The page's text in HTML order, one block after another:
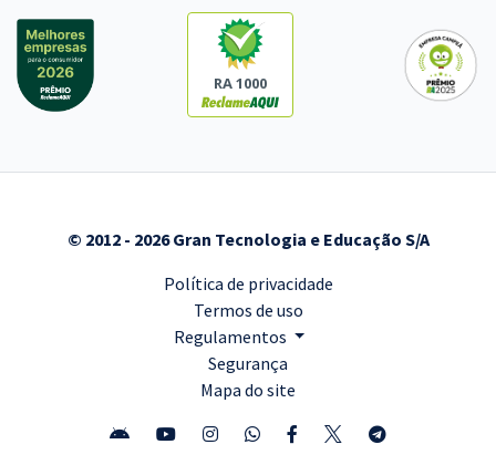
RA 1000
© 2012 - 2026 Gran Tecnologia e Educação S/A
Política de privacidade
Termos de uso
Regulamentos
Segurança
Mapa do site